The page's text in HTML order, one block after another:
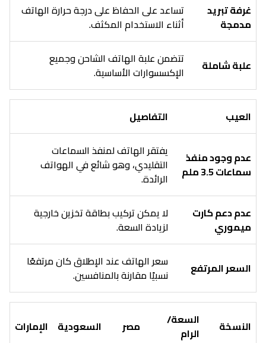
غرفة تبريد
مدمجة
تساعد على الحفاظ على درجة حرارة الهاتف
أثناء الاستخدام المكثف.
علبة شاملة
تتضمن علبة الهاتف الشاحن وجميع
الإكسسوارات الأساسية.
العيب التفاصيل
عدم وجود منفذ
سماعات 3.5 ملم
يفتقر الهاتف لمنفذ السماعات
التقليدي، وهو شائع في الهواتف
الرائدة.
عدم دعم كارت
ميموري
لا يمكن تركيب بطاقة تخزين خارجية
لزيادة السعة.
السعر المرتفع
سعر الهاتف عند الإطلاق كان مرتفعًا
نسبيًا مقارنة بالمنافسين.
النسخة
السعة/
الرام
مصر السعودية الإمارات